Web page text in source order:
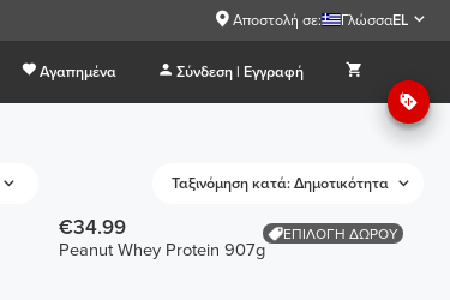
Αποστολή σε: ΓλώσσαEL
Αγαπημένα Σύνδεση | Εγγραφή
Ταξινόμηση κατά: Δημοτικότητα
ΕΠΙΛΟΓΗ ΔΩΡΟΥ
€34.99
Peanut Whey Protein 907g